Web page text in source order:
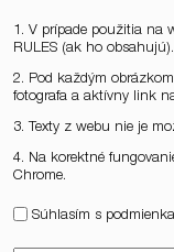
1. V prípade použitia na
RULES (ak ho obsahujú).
2. Pod každým
fotografa a aktívny link
3. Texty z webu nie je
4. Na korektné
Chrome.
Súhlasím s